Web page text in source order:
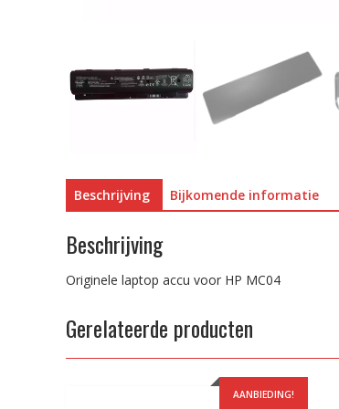
Beschrijving Bijkomende informatie
Beschrijving
Originele laptop accu voor HP MC04
Gerelateerde producten
AANBIEDING!